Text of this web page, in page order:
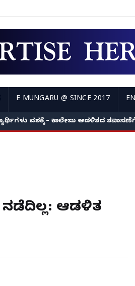
E MUNGARU @ SINCE 2017
ವಶಕ್ಕೆ – ಕಾಲೇಜು ಆಡಳಿತದ
ನಡೆದಿಲ್ಲ: ಆಡಳಿತ